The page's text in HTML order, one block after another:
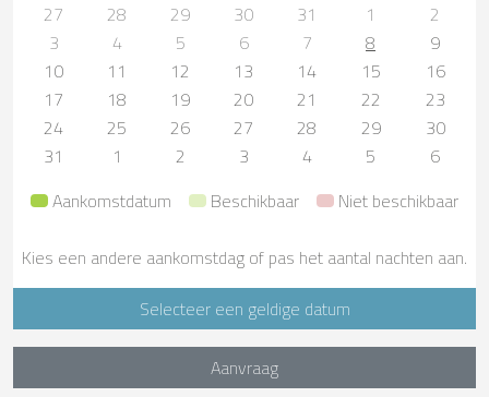
27
28 29 30 31 1
2
3
4 5 6 7 8
9
10
11 12 13 14 15
16
17
18 19 20 21 22
23
24
25 26 27 28 29
30
31
1 2 3 4 5
6
Aankomstdatum
Beschikbaar Niet beschikbaar
Kies een andere aankomstdag of pas het aantal nachten aan.
Selecteer een geldige datum
Aanvraag